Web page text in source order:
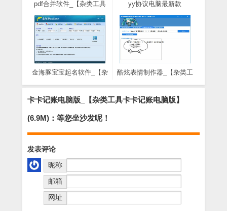
pdf合并软件_【杂类工具
捷讯pdf合并软件,pdf合
并】(39.0M)
yy协议电脑最新款
2019_【杂类工具网页yy
协议】(1.5M)
金海豚宝宝起名软件_【杂
酷炫表情制作器_【杂类工
卡卡记账电脑版_【杂类工具卡卡记账电脑版】
(6.9M)：等您坐沙发呢！
发表评论
昵称
邮箱
网址